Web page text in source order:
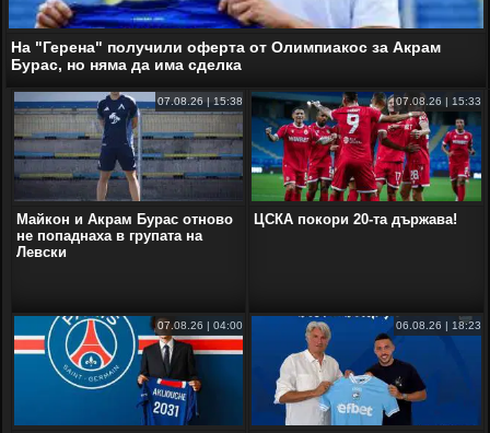
На "Герена" получили оферта от Олимпиакос за Акрам
Бурас, но няма да има сделка
07.08.26 | 15:38
Майкон и Акрам Бурас отново
не попаднаха в групата на
Левски
07.08.26 | 15:33
ЦСКА покори 20-та държава!
07.08.26 | 04:00 06.08.26 | 18:23